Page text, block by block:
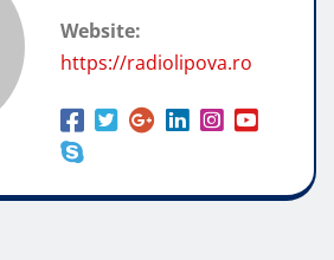
Website:
https://radiolipova.ro